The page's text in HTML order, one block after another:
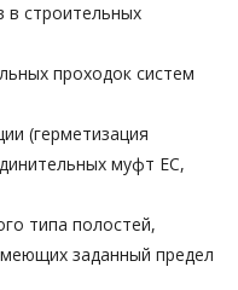
в строительных
проходок систем
(герметизация
муфт ЕС,
типа полостей,
заданный предел